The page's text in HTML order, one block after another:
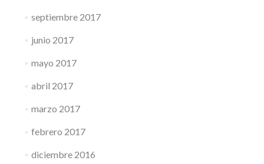
septiembre 2017
junio 2017
mayo 2017
abril 2017
marzo 2017
febrero 2017
diciembre 2016